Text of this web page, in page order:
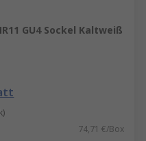
GU4 Sockel Kaltweiß
74,71 €/Box